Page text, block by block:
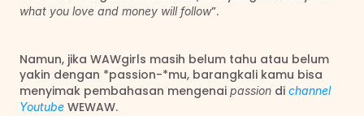
what you love and money will follow”.
Namun, jika WAWgirls masih belum tahu atau belum
yakin dengan *passion-*mu, barangkali kamu bisa
menyimak pembahasan mengenai passion di channel
Youtube WEWAW.